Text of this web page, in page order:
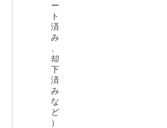
ー
ト
済
み
却
下
済
み
な
ど
）